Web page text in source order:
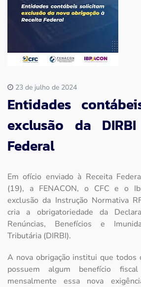
Imprensa
Contato
23 de julho de 2024
Entidades
exclusão da
Federal
Em ofício enviado à Receita
(19), a FENACON, o CFC e o
exclusão da Instrução Normativa
cria a obrigatoriedade da
Renúncias, Benefícios e
Tributária (DIRBI).
A nova obrigação institui que todos
possuem algum benefício
mensalmente essa nova